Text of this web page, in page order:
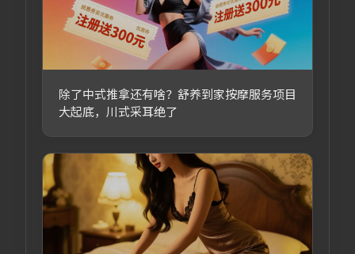
除了中式推拿还有啥？舒养到家按摩服务项目
大起底，川式采耳绝了